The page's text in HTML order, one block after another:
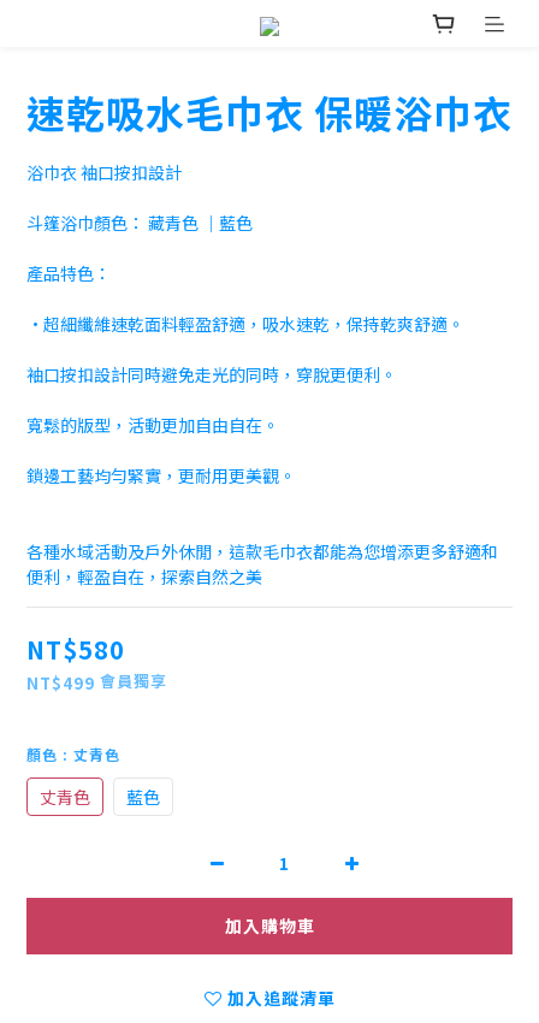
速乾吸水毛巾衣 保暖浴巾衣
浴巾衣 袖口按扣設計
斗篷浴巾顏色： 藏青色 ｜藍色
產品特色：
•超細纖維速乾面料輕盈舒適，吸水速乾，保持乾爽舒適。
袖口按扣設計同時避免走光的同時，穿脫更便利。
寬鬆的版型，活動更加自由自在。
鎖邊工藝均勻緊實，更耐用更美觀。
各種水域活動及戶外休閒，這款毛巾衣都能為您增添更多舒適和
便利，輕盈自在，探索自然之美
NT$580
NT$499 會員獨享
顏色 : 丈青色
丈青色 藍色
加入購物車
加入追蹤清單